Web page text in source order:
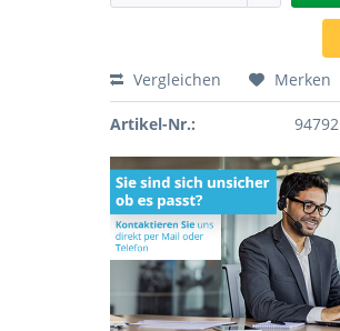
Vergleichen Merken
Artikel-Nr.: 94792